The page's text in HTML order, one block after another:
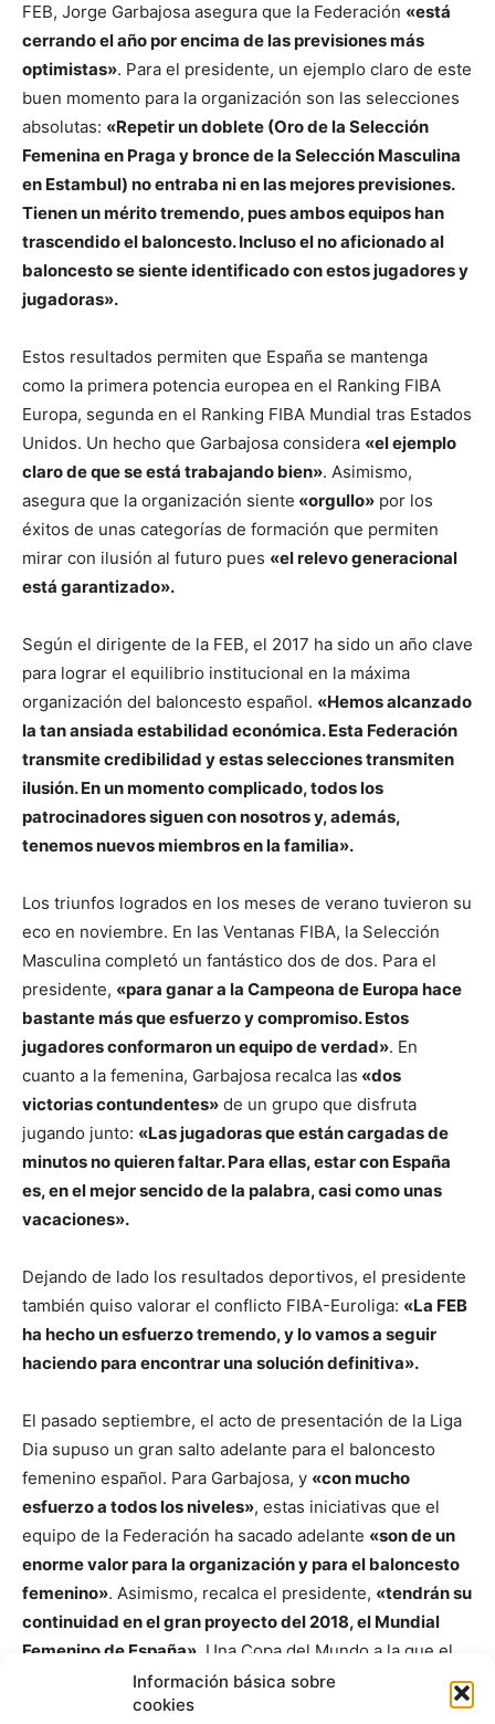
Información básica sobre
cookies
FEB, Jorge Garbajosa asegura que la Federación «está
cerrando el año por encima de las previsiones más
optimistas». Para el presidente, un ejemplo claro de este
buen momento para la organización son las selecciones
absolutas: «Repetir un doblete (Oro de la Selección
Femenina en Praga y bronce de la Selección Masculina
en Estambul) no entraba ni en las mejores previsiones.
Tienen un mérito tremendo, pues ambos equipos han
trascendido el baloncesto. Incluso el no aficionado al
baloncesto se siente identificado con estos jugadores y
jugadoras».
Estos resultados permiten que España se mantenga
como la primera potencia europea en el Ranking FIBA
Europa, segunda en el Ranking FIBA Mundial tras Estados
Unidos. Un hecho que Garbajosa considera «el ejemplo
claro de que se está trabajando bien». Asimismo,
asegura que la organización siente «orgullo» por los
éxitos de unas categorías de formación que permiten
mirar con ilusión al futuro pues «el relevo generacional
está garantizado».
Según el dirigente de la FEB, el 2017 ha sido un año clave
para lograr el equilibrio institucional en la máxima
organización del baloncesto español. «Hemos alcanzado
la tan ansiada estabilidad económica. Esta Federación
transmite credibilidad y estas selecciones transmiten
ilusión. En un momento complicado, todos los
patrocinadores siguen con nosotros y, además,
tenemos nuevos miembros en la familia».
Los triunfos logrados en los meses de verano tuvieron su
eco en noviembre. En las Ventanas FIBA, la Selección
Masculina completó un fantástico dos de dos. Para el
presidente, «para ganar a la Campeona de Europa hace
bastante más que esfuerzo y compromiso. Estos
jugadores conformaron un equipo de verdad». En
cuanto a la femenina, Garbajosa recalca las «dos
victorias contundentes» de un grupo que disfruta
jugando junto: «Las jugadoras que están cargadas de
minutos no quieren faltar. Para ellas, estar con España
es, en el mejor sencido de la palabra, casi como unas
vacaciones».
Dejando de lado los resultados deportivos, el presidente
también quiso valorar el conflicto FIBA-Euroliga: «La FEB
ha hecho un esfuerzo tremendo, y lo vamos a seguir
haciendo para encontrar una solución definitiva».
El pasado septiembre, el acto de presentación de la Liga
Dia supuso un gran salto adelante para el baloncesto
femenino español. Para Garbajosa, y «con mucho
esfuerzo a todos los niveles», estas iniciativas que el
equipo de la Federación ha sacado adelante «son de un
enorme valor para la organización y para el baloncesto
femenino». Asimismo, recalca el presidente, «tendrán su
continuidad en el gran proyecto del 2018, el Mundial
Femenino de España» . Una Copa del Mundo a la que el
equipo de Lucas Mondelo llegará como uno de los
«Tenemos la mejor Selección de la historia,